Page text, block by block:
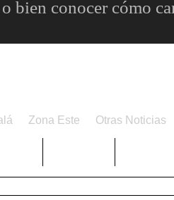
bien conocer cómo
Zona Este Otras Noticias